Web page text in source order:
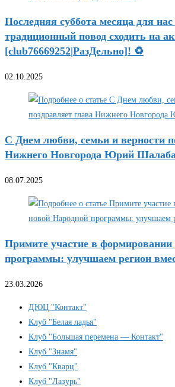
Последняя суббота месяца для
традиционный повод сходить на
[club76669252|РазДельно]! ♻️
02.10.2025
С Днем любви, семьи и верности
Нижнего Новгорода Юрий
08.07.2025
Примите участие в
программы: улучшаем регион
23.03.2026
ДЮЦ "Контакт"
Клуб "Белая ладья"
Клуб "Большая перемена — Контакт"
Клуб "Знамя"
Клуб "Кварц"
Клуб "Лазурь"